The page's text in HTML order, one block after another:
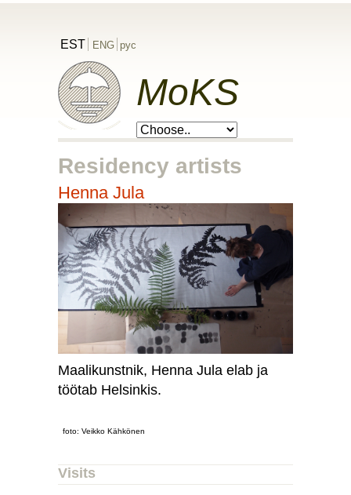
EST ENG рус
MoKS
Residency artists
Henna Jula
Maalikunstnik, Henna Jula elab ja
töötab Helsinkis.
foto: Veikko Kähkönen
Visits